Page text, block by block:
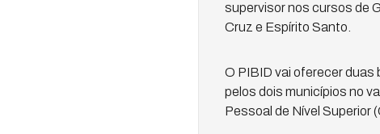
supervisor nos cursos de
Cruz e Espírito Santo.
O PIBID vai oferecer
pelos dois municípios no
Pessoal de Nível Superior